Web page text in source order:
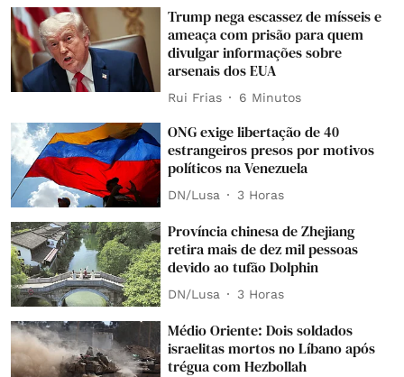
Trump nega escassez de mísseis e
ameaça com prisão para quem
divulgar informações sobre
arsenais dos EUA
Rui Frias 6 Minutos
ONG exige libertação de 40
estrangeiros presos por motivos
políticos na Venezuela
DN/Lusa 3 Horas
Província chinesa de Zhejiang
retira mais de dez mil pessoas
devido ao tufão Dolphin
DN/Lusa 3 Horas
Médio Oriente: Dois soldados
israelitas mortos no Líbano após
trégua com Hezbollah